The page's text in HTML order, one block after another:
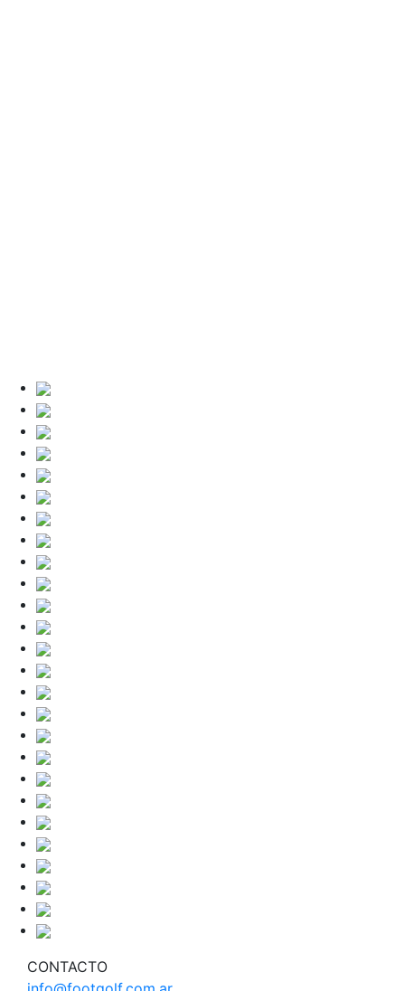
CONTACTO